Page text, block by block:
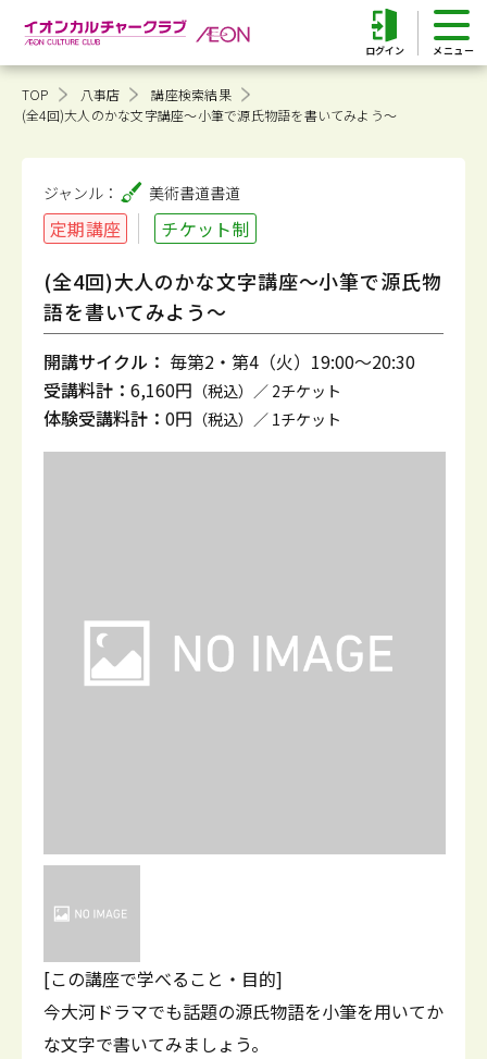
ログイン
TOP 八事店
講座検索結果
(全4回)大人のかな文字講座～小筆で源氏物語を書いてみよう～
ジャンル： 美術書道書道
定期講座 チケット制
(全4回)大人のかな文字講座～小筆で源氏物
語を書いてみよう～
開講サイクル： 毎第2・第4（火）19:00～20:30
受講料計： 6,160円 （税込）／ 2チケット
体験受講料計： 0円 （税込）／ 1チケット
[この講座で学べること・目的]
今大河ドラマでも話題の源氏物語を小筆を用いてか
な文字で書いてみましょう。